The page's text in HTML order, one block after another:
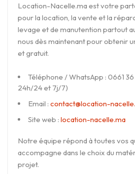
Location-Nacelle.ma est votre
pour la location, la vente et la
levage et de manutention partout
nous dès maintenant pour obtenir
et gratuit.
Téléphone / WhatsApp : 0661
24h/24 et 7j/7)
Email : contact@location-
Site web : location-nacelle.ma
Notre équipe répond à toutes vos
accompagne dans le choix du
projet.